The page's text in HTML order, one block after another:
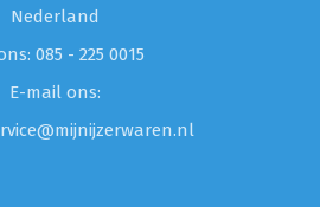
Nederland
085 - 225 0015
E-mail ons: